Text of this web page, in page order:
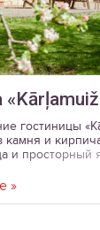
гостиницы
камня и
и просторный
»